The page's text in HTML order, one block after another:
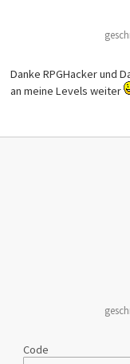
Danke RPGHacker und
an meine Levels weiter
Code